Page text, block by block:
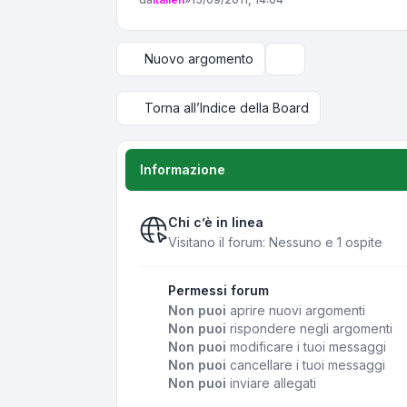
Nuovo argomento
Torna all’Indice della Board
Informazione
Chi c’è in linea
Visitano il forum: Nessuno e 1 ospite
Permessi forum
Non puoi aprire nuovi argomenti
Non puoi rispondere negli argomenti
Non puoi modificare i tuoi messaggi
Non puoi cancellare i tuoi messaggi
Non puoi inviare allegati